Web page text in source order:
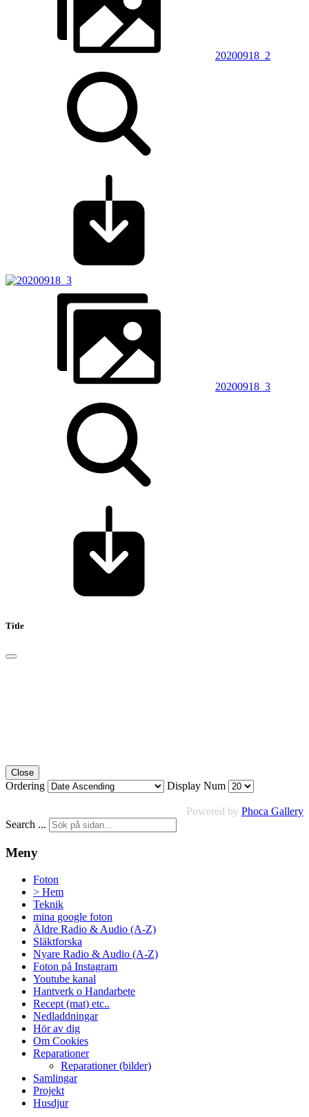
20200918_2
20200918_3
Title
Close
Ordering Display Num
Powered by Phoca Gallery
Search ...
Meny
Foton
> Hem
Teknik
mina google foton
Äldre Radio & Audio (A-Z)
Släktforska
Nyare Radio & Audio (A-Z)
Foton på Instagram
Youtube kanal
Hantverk o Handarbete
Recept (mat) etc..
Nedladdningar
Hör av dig
Om Cookies
Reparationer
Reparationer (bilder)
Samlingar
Projekt
Husdjur